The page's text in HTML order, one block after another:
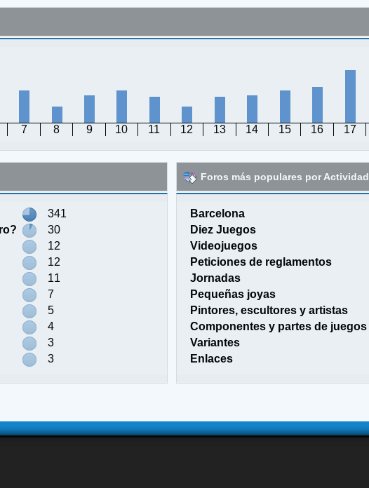
7 8 9 10 11 12 13 14 15 16 17
341
30
12
12
11
7
5
4
3
3
Foros más populares por Actividad
Barcelona
Diez Juegos
Videojuegos
Peticiones de reglamentos
Jornadas
Pequeñas joyas
Pintores, escultores y artistas
Componentes y partes de juegos
Variantes
Enlaces